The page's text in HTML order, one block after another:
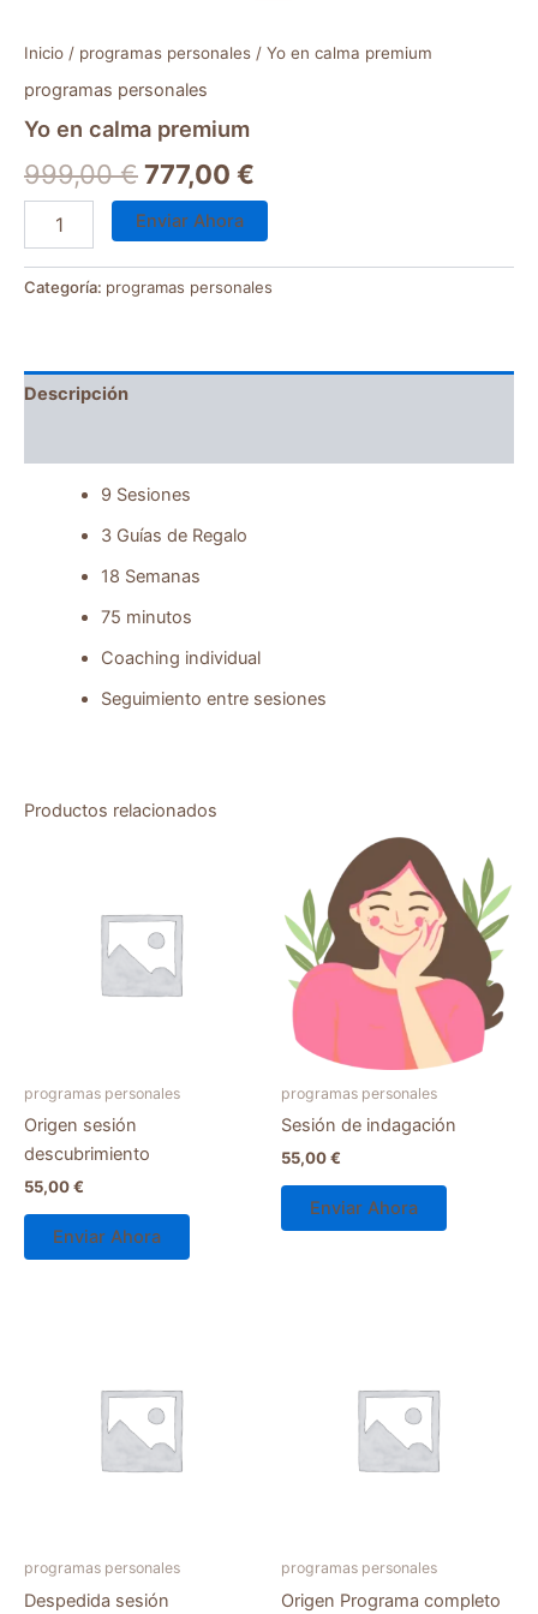
Inicio / programas personales / Yo en calma premium
programas personales
Yo en calma premium
999,00€777,00 €
Enviar Ahora
Categoría: programas personales
Descripción
9 Sesiones
3 Guías de Regalo
18 Semanas
75 minutos
Coaching individual
Seguimiento entre sesiones
Productos relacionados
programas personales
Origen sesión
descubrimiento
55,00€
Enviar Ahora
programas personales
Sesión de indagación
55,00€
Enviar Ahora
programas personales
Despedida sesión
programas personales
Origen Programa completo